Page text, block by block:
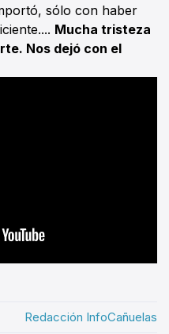
sólo con haber
Mucha tristeza
Nos dejó con el
Redacción InfoCañuelas